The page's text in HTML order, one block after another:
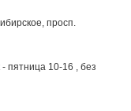
просп.
пятница 10-16 , без